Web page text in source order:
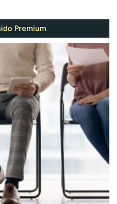
Premium